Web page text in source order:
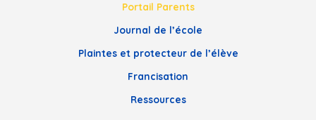
Portail Parents
Journal de l’école
Plaintes et protecteur de l’élève
Francisation
Ressources